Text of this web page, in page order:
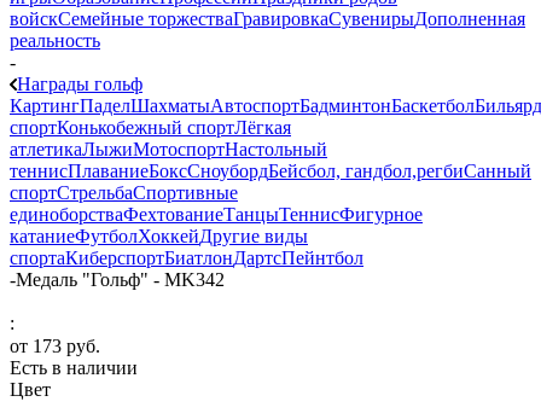
войскСемейные торжестваГравировкаСувенирыДополненная
реальность
-
Награды гольф
КартингПаделШахматыАвтоспортБадминтонБаскетболБильярд
спортКонькобежный спортЛёгкая
атлетикаЛыжиМотоспортНастольный
теннисПлаваниеБоксСноубордБейсбол, гандбол,регбиСанный
спортСтрельбаСпортивные
единоборстваФехтованиеТанцыТеннисФигурное
катаниеФутболХоккейДругие виды
спортаКиберспортБиатлонДартсПейнтбол
-Медаль "Гольф" - MK342
:
от 173 руб.
Есть в наличии
Цвет